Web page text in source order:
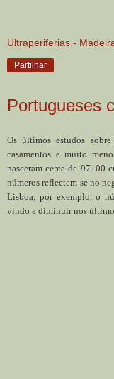
Ultraperiferias -
Partilhar
Portugueses
Os últimos estudos
casamentos e muito
nasceram cerca de 97100
números reflectem-se no
Lisboa, por exemplo, o
vindo a diminuir nos